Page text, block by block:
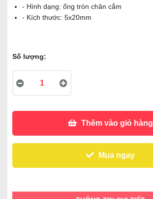
- Hình dạng: ống tròn chân cắm
- Kích thước: 5x20mm
Số lượng:
Thêm vào giỏ hàng
Mua ngay